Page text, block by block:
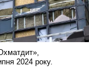
2024 року.